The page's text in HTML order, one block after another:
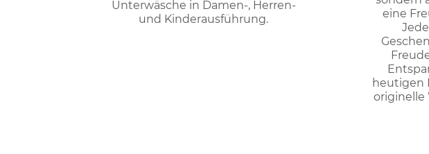
Unterwäsche in Damen-, Herren-
und Kinderausführung.
eine
heutigen
originelle